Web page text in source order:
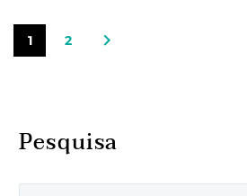
1 2
Pesquisa